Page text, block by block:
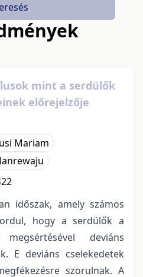
mint a serdülők
előrejelzője
Mariam
időszak, amely számos
hogy a serdülők a
deviáns
E deviáns cselekedetek
szorulnak. A